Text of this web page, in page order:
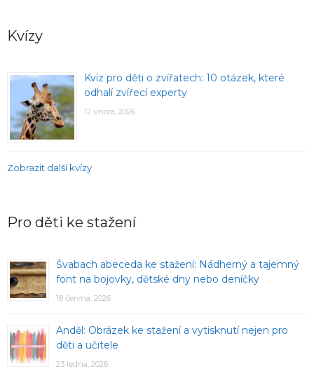
Kvízy
Kvíz pro děti o zvířatech: 10 otázek, které
odhalí zvířecí experty
12 února, 2026
Zobrazit další kvízy
Pro děti ke stažení
Švabach abeceda ke stažení: Nádherný a tajemný
font na bojovky, dětské dny nebo deníčky
18 června, 2026
Anděl: Obrázek ke stažení a vytisknutí nejen pro
děti a učitele
23 ledna, 2026